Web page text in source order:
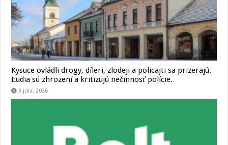
Kysuce ovládli drogy, díleri, zlodeji a policajti sa prizerajú.
Ľudia sú zhrození a kritizujú nečinnosť polície.
3 júla, 2026